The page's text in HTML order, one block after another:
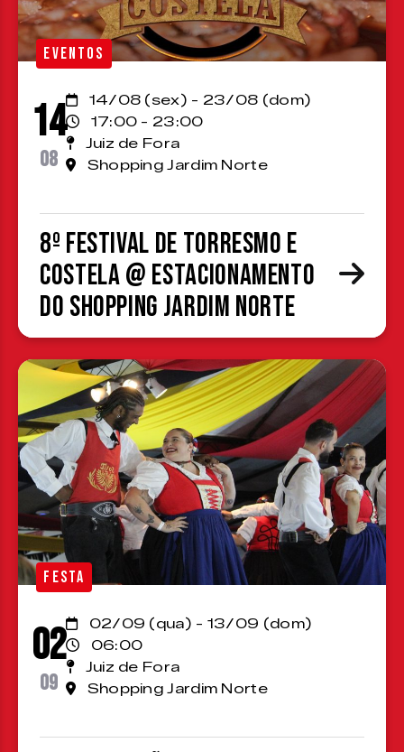
EVENTOS
14
08
14/08 (sex) - 23/08 (dom)
17:00 - 23:00
Juiz de Fora
Shopping Jardim Norte
8º Festival de Torresmo e
Costela @ estacionamento
do Shopping Jardim Norte
FESTA
02
09
02/09 (qua) - 13/09 (dom)
06:00
Juiz de Fora
Shopping Jardim Norte